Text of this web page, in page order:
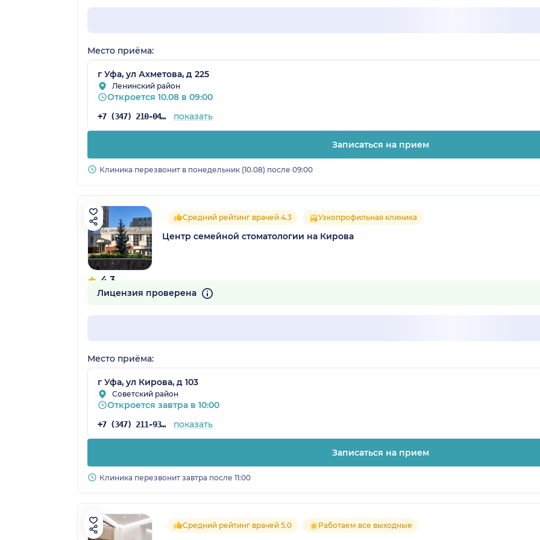
Место приёма:
г Уфа, ул Ахметова, д 225
Ленинский район
Откроется 10.08 в 09:00
+7 (347) 210-04-38 показать
Записаться на прием
Клиника перезвонит в понедельник (10.08) после 09:00
4.3
3 отзыва
Средний рейтинг врачей 4.3 Узкопрофильная клиника
Центр семейной стоматологии на Кирова
Лицензия проверена
Место приёма:
г Уфа, ул Кирова, д 103
Советский район
Откроется завтра в 10:00
+7 (347) 211-93-78 показать
Записаться на прием
Клиника перезвонит завтра после 11:00
Средний рейтинг врачей 5.0 Работаем все выходные